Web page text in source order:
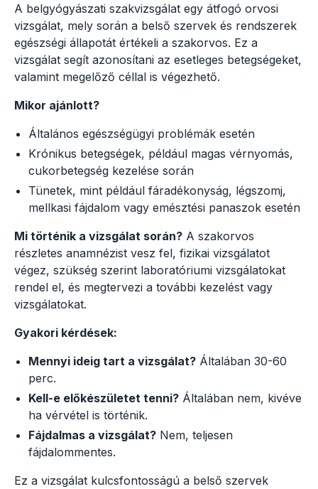
A belgyógyászati szakvizsgálat egy átfogó orvosi
vizsgálat, mely során a belső szervek és rendszerek
egészségi állapotát értékeli a szakorvos. Ez a
vizsgálat segít azonosítani az esetleges betegségeket,
valamint megelőző céllal is végezhető.
Mikor ajánlott?
Általános egészségügyi problémák esetén
Krónikus betegségek, például magas vérnyomás,
cukorbetegség kezelése során
Tünetek, mint például fáradékonyság, légszomj,
mellkasi fájdalom vagy emésztési panaszok esetén
Mi történik a vizsgálat során? A szakorvos
részletes anamnézist vesz fel, fizikai vizsgálatot
végez, szükség szerint laboratóriumi vizsgálatokat
rendel el, és megtervezi a további kezelést vagy
vizsgálatokat.
Gyakori kérdések:
Mennyi ideig tart a vizsgálat? Általában 30-60
perc.
Kell-e előkészületet tenni? Általában nem, kivéve
ha vérvétel is történik.
Fájdalmas a vizsgálat? Nem, teljesen
fájdalommentes.
Ez a vizsgálat kulcsfontosságú a belső szervek